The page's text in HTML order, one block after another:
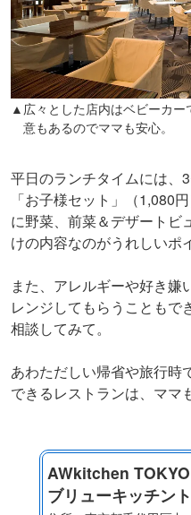
▲広々とした店内はベビーカ
意もあるのでママも安心。
平日のランチタイムには、
「お子様セット」（1,080
に野菜、前菜＆デザートビ
けの内容なのがうれしいポ
また、アレルギーや好き嫌
レンジしてもらうこともで
相談してみて。
あわただしい帰省や旅行時
できるレストランは、ママ
AWkitchen
ブリューキッチン